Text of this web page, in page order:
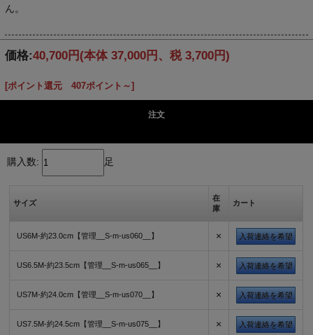
ん。
価格:40,700円 (本体 37,000円、税 3,700円)
[ポイント還元 407ポイント～]
注文
購入数: 足
サイズ
在
庫
カート
US6M-約23.0cm【管理__S-m-us060__】 × 入荷連絡を希望
US6.5M-約23.5cm【管理__S-m-us065__】 × 入荷連絡を希望
US7M-約24.0cm【管理__S-m-us070__】 × 入荷連絡を希望
US7.5M-約24.5cm【管理__S-m-us075__】 × 入荷連絡を希望